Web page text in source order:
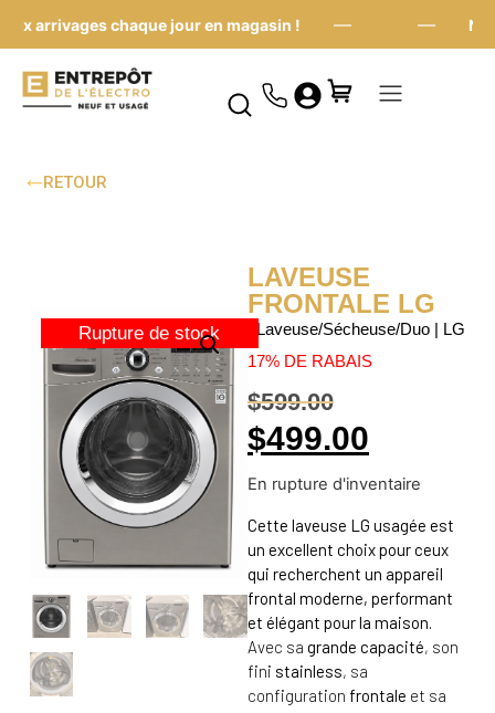
arrivages chaque jour en magasin ! — —
RETOUR
Rupture de stock
LAVEUSE
FRONTALE LG
| Laveuse/Sécheuse/Duo | LG
17% DE RABAIS
$599.00
$499.00
En rupture d'inventaire
Cette laveuse LG usagée est
un excellent choix pour ceux
qui recherchent un appareil
frontal moderne, performant
et élégant pour la maison.
Avec sa grande capacité, son
fini stainless, sa
configuration frontale et sa